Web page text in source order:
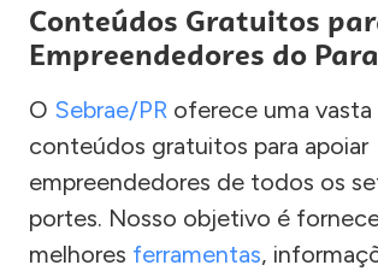
Conteúdos Gratuitos
Empreendedores do
O Sebrae/PR oferece uma
conteúdos gratuitos para apoiar
empreendedores de todos os
portes. Nosso objetivo é
melhores ferramentas,